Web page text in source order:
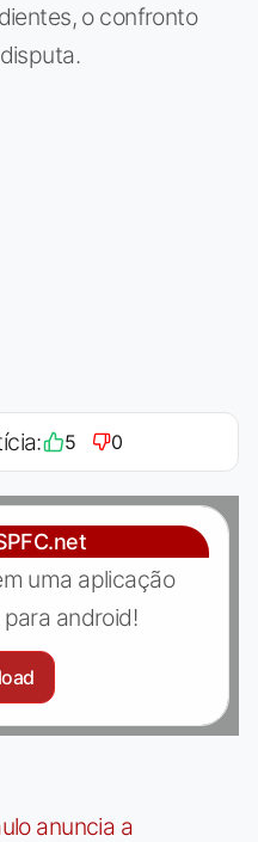
o confronto
5 0
uma aplicação
android!
anuncia a